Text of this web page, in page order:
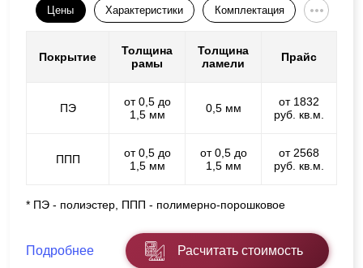
Цены Характеристики Комплектация
Покрытие
Толщина
рамы
Толщина
ламели
Прайс
ПЭ
от 0,5 до
1,5 мм
0,5 мм
от 1832
руб. кв.м.
ППП
от 0,5 до
1,5 мм
от 0,5 до
1,5 мм
от 2568
руб. кв.м.
* ПЭ - полиэстер, ППП - полимерно-порошковое
Подробнее Расчитать стоимость